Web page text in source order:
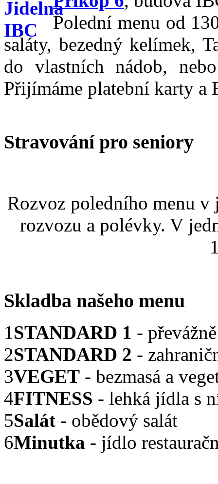
Polední menu od
saláty, bezedný kelímek,
do vlastních nádob,
Přijímáme platební karty a
Stravování pro seniory
Rozvoz poledního menu
rozvozu a polévky. V
Skladba našeho menu
1STANDARD 1 -
2STANDARD 2 -
3VEGET - bezmasá a
4FITNESS - lehká jídla s
5Salát - obědový salát
6Minutka - jídlo